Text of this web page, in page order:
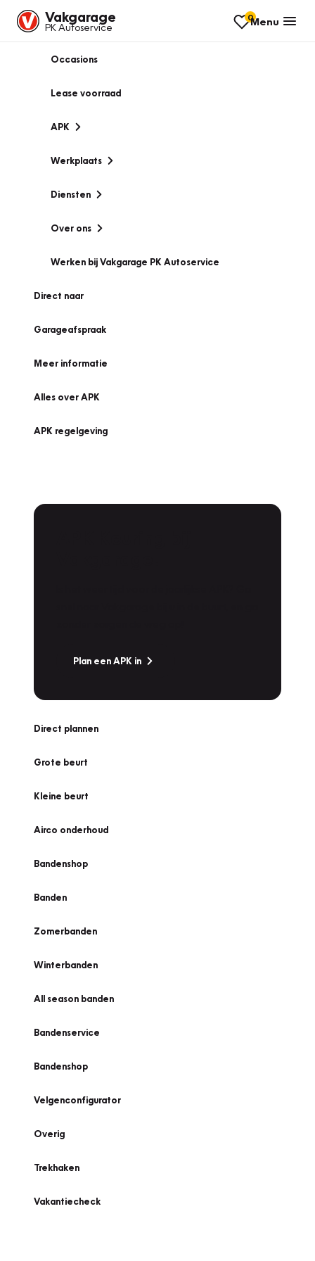
Vakgarage
PK Autoservice
0Menu
Occasions
Lease voorraad
APK
Werkplaats
Diensten
Over ons
Werken bij Vakgarage PK Autoservice
Direct naar
Garageafspraak
Meer informatie
Alles over APK
APK regelgeving
Plan een APK in
Direct plannen
Grote beurt
Kleine beurt
Airco onderhoud
Bandenshop
Banden
Zomerbanden
Winterbanden
All season banden
Bandenservice
Bandenshop
Velgenconfigurator
Overig
Trekhaken
Vakantiecheck